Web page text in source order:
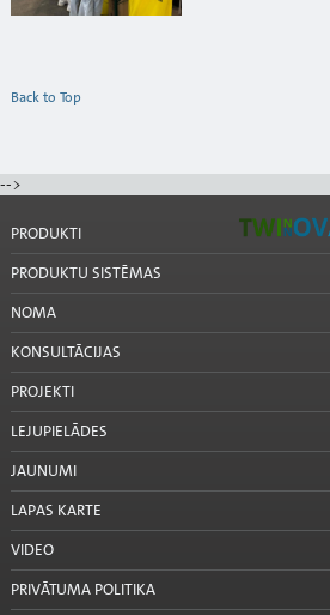
Back to Top
-->
PRODUKTI
PRODUKTU SISTĒMAS
NOMA
KONSULTĀCIJAS
PROJEKTI
LEJUPIELĀDES
JAUNUMI
LAPAS KARTE
VIDEO
PRIVĀTUMA POLITIKA